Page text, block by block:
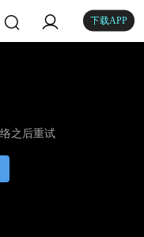
下载APP
之后重试